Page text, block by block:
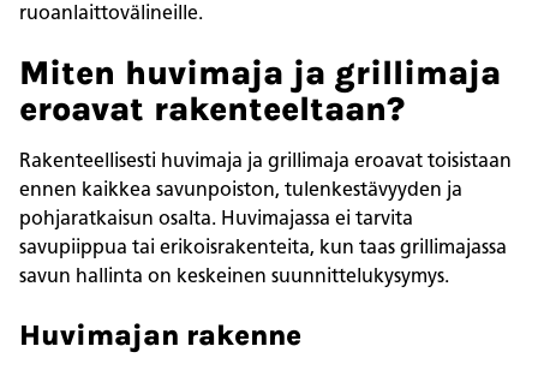
ruoanlaittovälineille.
Miten huvimaja ja grillimaja
eroavat rakenteeltaan?
Rakenteellisesti huvimaja ja grillimaja eroavat toisistaan
ennen kaikkea savunpoiston, tulenkestävyyden ja
pohjaratkaisun osalta. Huvimajassa ei tarvita
savupiippua tai erikoisrakenteita, kun taas grillimajassa
savun hallinta on keskeinen suunnittelukysymys.
Huvimajan rakenne